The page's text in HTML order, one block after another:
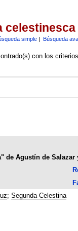
celestinesca
simple| Búsqueda
con los
de Agustín de
; Segunda Celestina